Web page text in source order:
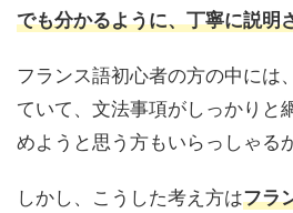
でも分かるように、丁寧に説明
フランス語初心者の方の中には
ていて、文法事項がしっかりと
めようと思う方もいらっしゃる
しかし、こうした考え方はフラ